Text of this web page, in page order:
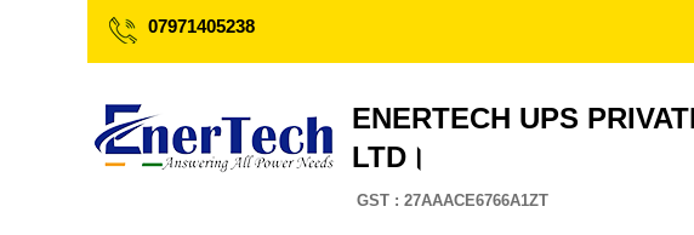
07971405238
ENERTECH UPS
LTD।
GST : 27AAACE6766A1ZT